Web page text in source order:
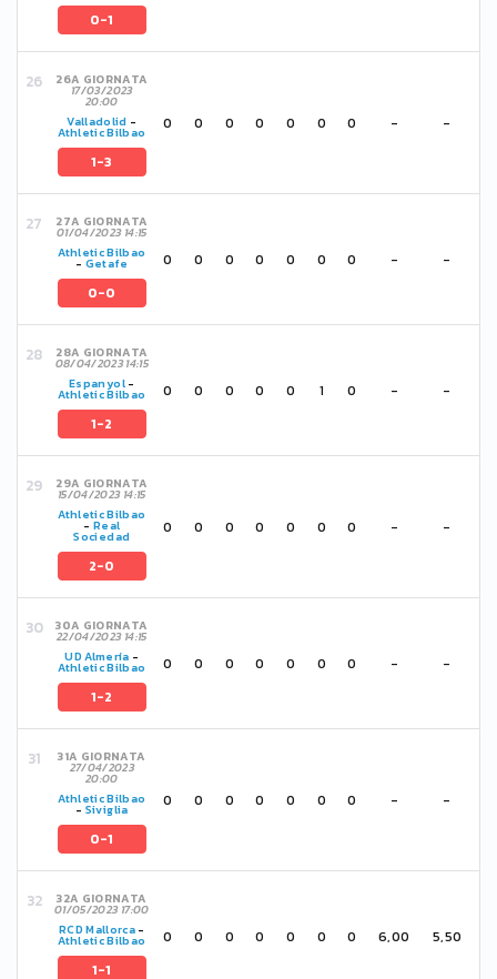
0-1
26A GIORNATA
17/03/2023
20:00
Valladolid -
Athletic Bilbao
1-3
0 0 0 0 0 0 0 - -
27A GIORNATA
01/04/2023 14:15
Athletic Bilbao
- Getafe
0-0
0 0 0 0 0 0 0 - -
28A GIORNATA
08/04/2023 14:15
Espanyol-
Athletic Bilbao
1-2
0 0 0 0 0 1 0 - -
29A GIORNATA
15/04/2023 14:15
Athletic Bilbao
- Real
Sociedad
2-0
0 0 0 0 0 0 0 - -
30A GIORNATA
22/04/2023 14:15
UD Almería -
Athletic Bilbao
1-2
0 0 0 0 0 0 0 - -
31A GIORNATA
27/04/2023
20:00
Athletic Bilbao
- Siviglia
0-1
0 0 0 0 0 0 0 - -
32A GIORNATA
01/05/2023 17:00
RCD Mallorca -
Athletic Bilbao
1-1
0 0 0 0 0 0 0 6,00 5,50